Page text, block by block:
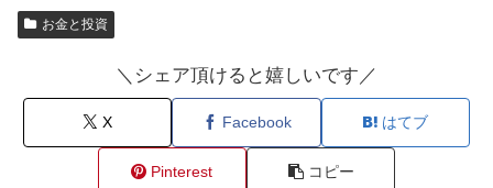
お金と投資
＼シェア頂けると嬉しいです／
X Facebook はてブ
Pinterest コピー